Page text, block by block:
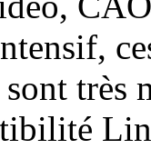
sont très